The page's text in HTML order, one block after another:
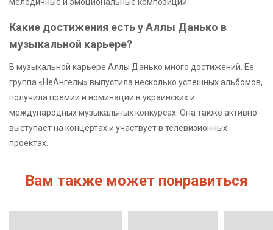
мелодичные и эмоциональные композиции.
Какие достижения есть у Аллы Данько в
музыкальной карьере?
В музыкальной карьере Аллы Данько много достижений. Ее
группа «НеАнгелы» выпустила несколько успешных альбомов,
получила премии и номинации в украинских и
международных музыкальных конкурсах. Она также активно
выступает на концертах и участвует в телевизионных
проектах.
Вам также может понравиться